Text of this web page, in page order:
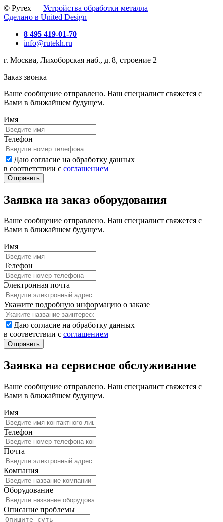
© Рутех — Устройства обработки металла
Сделано в United Design
8 495 419-01-70
info@rutekh.ru
г. Москва, Лихоборская наб., д. 8, строение 2
Заказ звонка
Ваше сообщение отправлено. Наш специалист свяжется с
Вами в ближайшем будущем.
Имя
Телефон
Даю согласие на обработку данных
в соответствии с соглашением
Заявка на заказ оборудования
Ваше сообщение отправлено. Наш специалист свяжется с
Вами в ближайшем будущем.
Имя
Телефон
Электронная почта
Укажите подробную информацию о заказе
Даю согласие на обработку данных
в соответствии с соглашением
Заявка на сервисное обслуживание
Ваше сообщение отправлено. Наш специалист свяжется с
Вами в ближайшем будущем.
Имя
Телефон
Почта
Компания
Оборудование
Описание проблемы